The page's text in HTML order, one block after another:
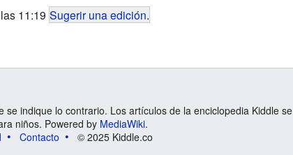
11:19 Sugerir una edición.
se indique lo contrario. Los artículos de la enciclopedia Kiddle se
niños. Powered by MediaWiki.
Contacto © 2025 Kiddle.co